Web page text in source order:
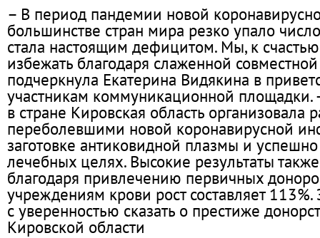
– В период пандемии новой
большинстве стран мира резко упало
стала настоящим дефицитом. Мы, к
избежать благодаря слаженной
подчеркнула Екатерина Видякина в
участникам коммуникационной площадки.
в стране Кировская область организовала
переболевшими новой коронавирусной
заготовке антиковидной плазмы и
лечебных целях. Высокие результаты
благодаря привлечению первичных
учреждениям крови рост составляет 113%.
с уверенностью сказать о престиже
Кировской области